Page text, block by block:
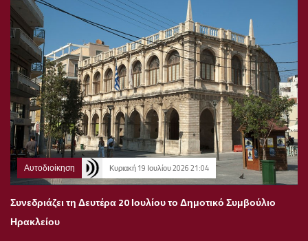
Αυτοδιοίκηση Κυριακή 19 Ιουλίου 2026 21:04
Συνεδριάζει τη Δευτέρα 20 Ιουλίου το Δημοτικό Συμβούλιο
Ηρακλείου